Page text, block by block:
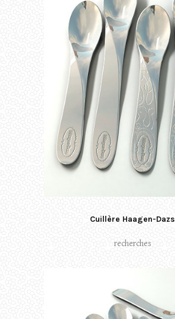
Cuillère Haagen-Dazs
recherches